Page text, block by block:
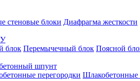
стеновые блоки Диафрагма жесткости
блок Перемычечный блок Поясной
шпунт
перегородки Шлакобетонные